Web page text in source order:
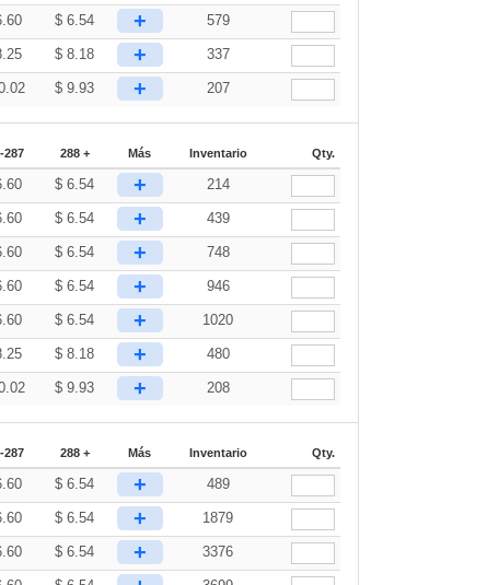
$6.54 + 579
$8.18 + 337
$9.93 + 207
287 288 + Más Inventario Qty.
$6.54 + 214
$6.54 + 439
$6.54 + 748
$6.54 + 946
$6.54 + 1020
$8.18 + 480
$9.93 + 208
287 288 + Más Inventario Qty.
$6.54 + 489
$6.54 + 1879
$6.54 + 3376